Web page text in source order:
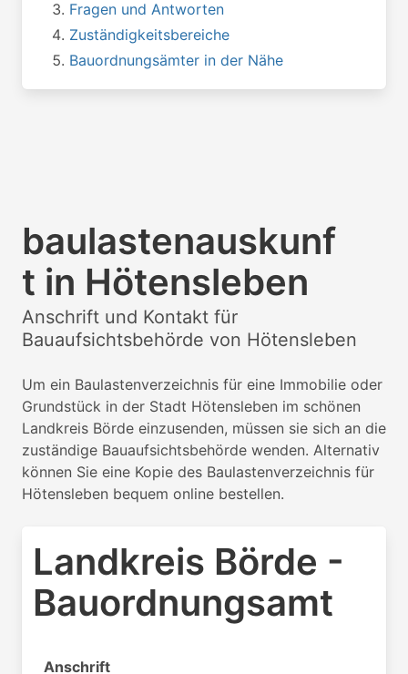
Fragen und Antworten
Zuständigkeitsbereiche
Bauordnungsämter in der Nähe
baulastenauskunf
t in Hötensleben
Anschrift und Kontakt für
Bauaufsichtsbehörde von Hötensleben
Um ein Baulastenverzeichnis für eine Immobilie oder
Grundstück in der Stadt Hötensleben im schönen
Landkreis Börde einzusenden, müssen sie sich an die
zuständige Bauaufsichtsbehörde wenden. Alternativ
können Sie eine Kopie des Baulastenverzeichnis für
Hötensleben bequem online bestellen.
Landkreis Börde -
Bauordnungsamt
Anschrift